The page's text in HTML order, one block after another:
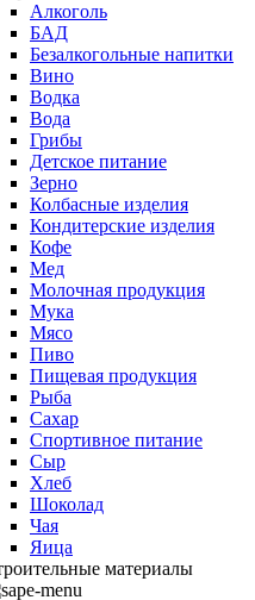
Алкоголь
БАД
Безалкогольные напитки
Вино
Водка
Вода
Грибы
Детское питание
Зерно
Колбасные изделия
Кондитерские изделия
Кофе
Мед
Молочная продукция
Мука
Мясо
Пиво
Пищевая продукция
Рыба
Сахар
Спортивное питание
Сыр
Хлеб
Шоколад
Чая
Яица
материалы